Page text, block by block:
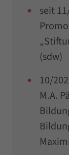
seit
(sdw)
10/
M.A.